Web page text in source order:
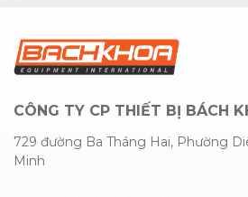
CÔNG TY CP THIẾT BỊ BÁCH
729 đường Ba Tháng Hai, Phường
Minh